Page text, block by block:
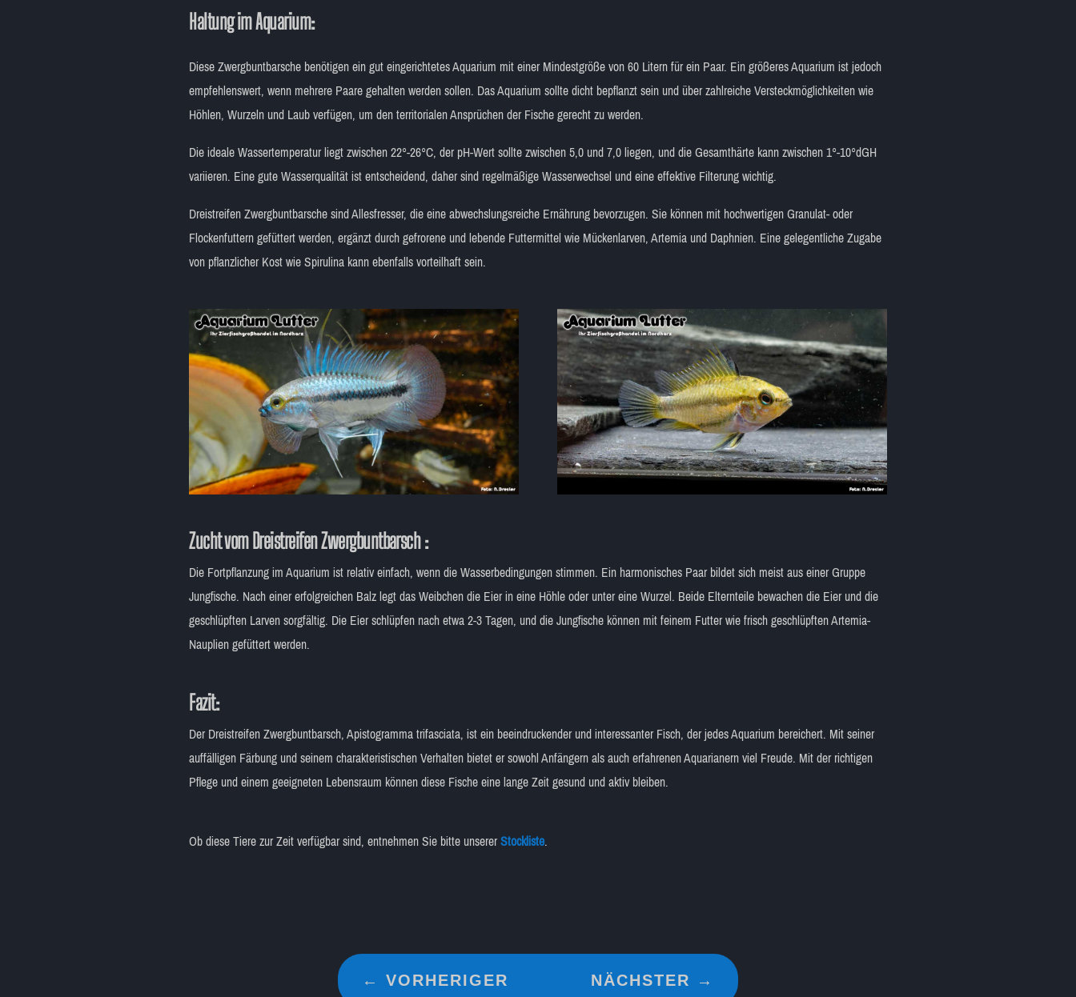
Haltung im Aquarium:
Diese Zwergbuntbarsche benötigen ein gut eingerichtetes Aquarium mit einer Mindestgröße von 60 Litern für ein Paar. Ein größeres Aquarium ist jedoch
empfehlenswert, wenn mehrere Paare gehalten werden sollen. Das Aquarium sollte dicht bepflanzt sein und über zahlreiche Versteckmöglichkeiten wie
Höhlen, Wurzeln und Laub verfügen, um den territorialen Ansprüchen der Fische gerecht zu werden.
Die ideale Wassertemperatur liegt zwischen 22°-26°C, der pH-Wert sollte zwischen 5,0 und 7,0 liegen, und die Gesamthärte kann zwischen 1°-10°dGH
variieren. Eine gute Wasserqualität ist entscheidend, daher sind regelmäßige Wasserwechsel und eine effektive Filterung wichtig.
Dreistreifen Zwergbuntbarsche sind Allesfresser, die eine abwechslungsreiche Ernährung bevorzugen. Sie können mit hochwertigen Granulat- oder
Flockenfuttern gefüttert werden, ergänzt durch gefrorene und lebende Futtermittel wie Mückenlarven, Artemia und Daphnien. Eine gelegentliche Zugabe
von pflanzlicher Kost wie Spirulina kann ebenfalls vorteilhaft sein.
Zucht vomDreistreifen Zwergbuntbarsch:
Die Fortpflanzung im Aquarium ist relativ einfach, wenn die Wasserbedingungen stimmen. Ein harmonisches Paar bildet sich meist aus einer Gruppe
Jungfische. Nach einer erfolgreichen Balz legt das Weibchen die Eier in eine Höhle oder unter eine Wurzel. Beide Elternteile bewachen die Eier und die
geschlüpften Larven sorgfältig. Die Eier schlüpfen nach etwa 2-3 Tagen, und die Jungfische können mit feinem Futter wie frisch geschlüpften Artemia-
Nauplien gefüttert werden.
Fazit:
Der Dreistreifen Zwergbuntbarsch, Apistogramma trifasciata, ist ein beeindruckender und interessanter Fisch, der jedes Aquarium bereichert. Mit seiner
auffälligen Färbung und seinem charakteristischen Verhalten bietet er sowohl Anfängern als auch erfahrenen Aquarianern viel Freude. Mit der richtigen
Pflege und einem geeigneten Lebensraum können diese Fische eine lange Zeit gesund und aktiv bleiben.
Ob diese Tiere zur Zeit verfügbar sind, entnehmen Sie bitte unsererStockliste.
← VORHERIGER NÄCHSTER →